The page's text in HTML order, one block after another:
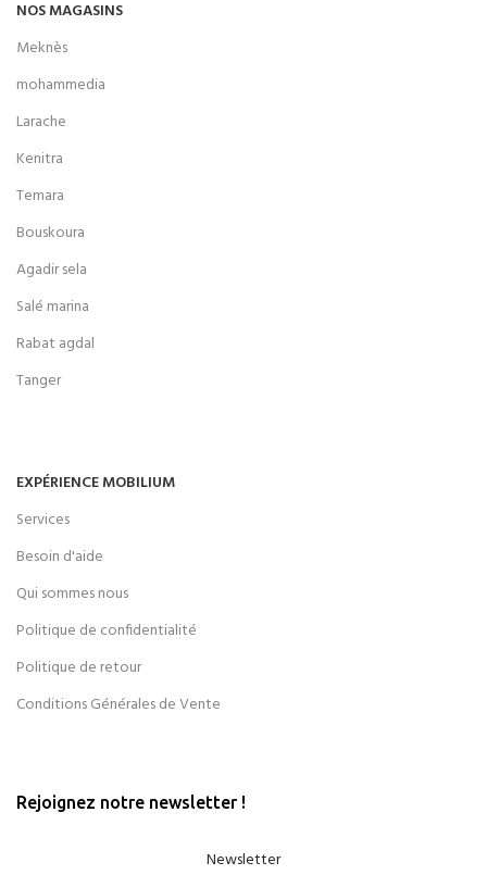
NOS MAGASINS
Meknès
mohammedia
Larache
Kenitra
Temara
Bouskoura
Agadir sela
Salé marina
Rabat agdal
Tanger
EXPÉRIENCE MOBILIUM
Services
Besoin d'aide
Qui sommes nous
Politique de confidentialité
Politique de retour
Conditions Générales de Vente
Rejoignez notre newsletter !
Newsletter